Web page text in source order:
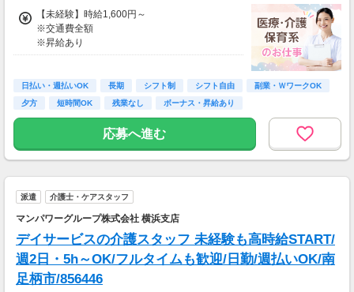
交通費：別途全額支給
※車・バイク通勤に関して施設により異なる場
合あり（応相談）
【未経験】時給1,600円～
※交通費全額
※昇給あり
◎日勤／未経験の場合
・日収(1,600*8)円（時給1,600円×8h）
※資格手当あり（時給50円～UP/資格の種類に
よって異なる）
支払方法：日払い・週払い
※日払いも週払いOK（規定あり）
（稼働開始時は手続き完了次第となります）
週払い：金曜日締め最短翌週火曜日にお給料GE
日払い・週払いOK 長期 シフト制 シフト自由
副業・ＷワークOK
夕方
短時間OK 残業なし ボーナス・昇給あり
応募へ進む
派遣 介護士・ケアスタッフ
マンパワーグループ株式会社 横浜支店
デイサービスの介護スタッフ 未経験も高時給START/
週2日・5h～OK/フルタイムも歓迎/日勤/週払いOK/南
足柄市/856446